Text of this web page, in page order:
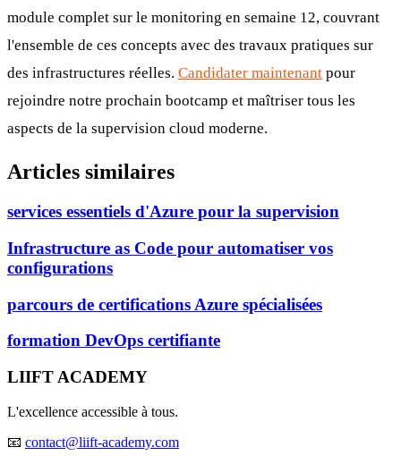
module complet sur le monitoring en semaine 12, couvrant
l'ensemble de ces concepts avec des travaux pratiques sur
des infrastructures réelles. Candidater maintenant pour
rejoindre notre prochain bootcamp et maîtriser tous les
aspects de la supervision cloud moderne.
Articles similaires
services essentiels d'Azure pour la supervision
Infrastructure as Code pour automatiser vos
configurations
parcours de certifications Azure spécialisées
formation DevOps certifiante
LIIFT ACADEMY
L'excellence accessible à tous.
📧 contact@liift-academy.com